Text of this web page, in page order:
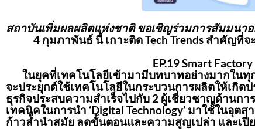
สถาบันเพิ่มผลผลิตแห่งชาติ ขอเชิญร่วมการสัมมนา
4 กุมภาพันธ์ นี้ เกาะติดTech Trends สำคัญที่จ
EP.19Smart Factory
ในยุคที่เทคโนโลยีเข้ามามีบทบาทอย่างมากในทุก
จะประยุกต์ใช้เทคโนโลยีในกระบวนการผลิตให้เกิ
ธุรกิจประสบความสำเร็จไปกับ 2 ผู้เชี่ยวชาญด้านก
เทคนิคในการนำ ‘Digital Technology’ มาใช้ในอุตส
ก้าวล้ำนำสมัย ลดขั้นตอนและความสูญเปล่า และเ